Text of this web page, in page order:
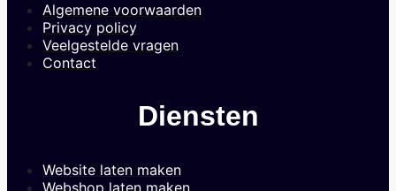
Algemene voorwaarden
Privacy policy
Veelgestelde vragen
Contact
Diensten
Website laten maken